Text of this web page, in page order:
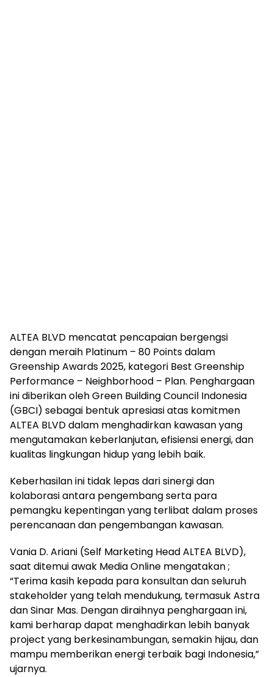
ALTEA BLVD mencatat pencapaian bergengsi
dengan meraih Platinum – 80 Points dalam
Greenship Awards 2025, kategori Best Greenship
Performance – Neighborhood – Plan. Penghargaan
ini diberikan oleh Green Building Council Indonesia
(GBCI) sebagai bentuk apresiasi atas komitmen
ALTEA BLVD dalam menghadirkan kawasan yang
mengutamakan keberlanjutan, efisiensi energi, dan
kualitas lingkungan hidup yang lebih baik.
Keberhasilan ini tidak lepas dari sinergi dan
kolaborasi antara pengembang serta para
pemangku kepentingan yang terlibat dalam proses
perencanaan dan pengembangan kawasan.
Vania D. Ariani (Self Marketing Head ALTEA BLVD),
saat ditemui awak Media Online mengatakan ;
“Terima kasih kepada para konsultan dan seluruh
stakeholder yang telah mendukung, termasuk Astra
dan Sinar Mas. Dengan diraihnya penghargaan ini,
kami berharap dapat menghadirkan lebih banyak
project yang berkesinambungan, semakin hijau, dan
mampu memberikan energi terbaik bagi Indonesia,”
ujarnya.